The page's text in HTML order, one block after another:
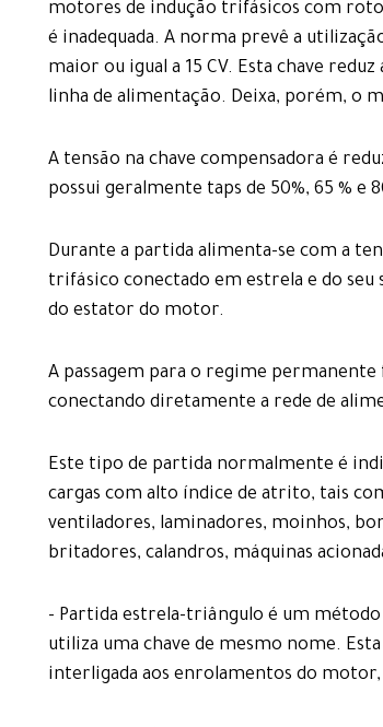
motores de indução trifásicos com
é inadequada. A norma prevê a
maior ou igual a 15 CV. Esta chave
linha de alimentação. Deixa, porém, o
A tensão na chave compensadora é
possui geralmente taps de 50%, 65 % e
Durante a partida alimenta-se com a
trifásico conectado em estrela e do
do estator do motor.
A passagem para o regime
conectando diretamente a rede de
Este tipo de partida normalmente é
cargas com alto índice de atrito, tais
ventiladores, laminadores, moinhos,
britadores, calandros, máquinas
- Partida estrela-triângulo é um
utiliza uma chave de mesmo nome.
interligada aos enrolamentos do